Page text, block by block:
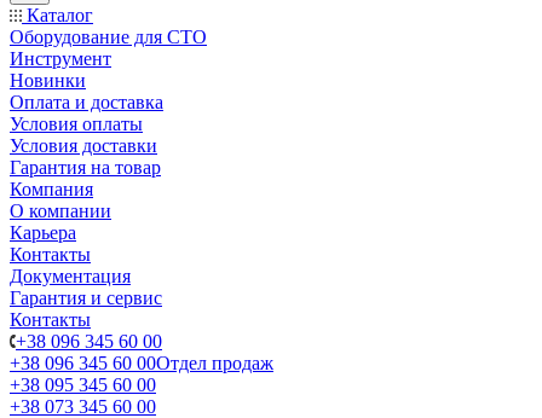
Каталог
Оборудование для СТО
Инструмент
Новинки
Оплата и доставка
Условия оплаты
Условия доставки
Гарантия на товар
Компания
О компании
Карьера
Контакты
Документация
Гарантия и сервис
Контакты
+38 096 345 60 00
+38 096 345 60 00Отдел продаж
+38 095 345 60 00
+38 073 345 60 00